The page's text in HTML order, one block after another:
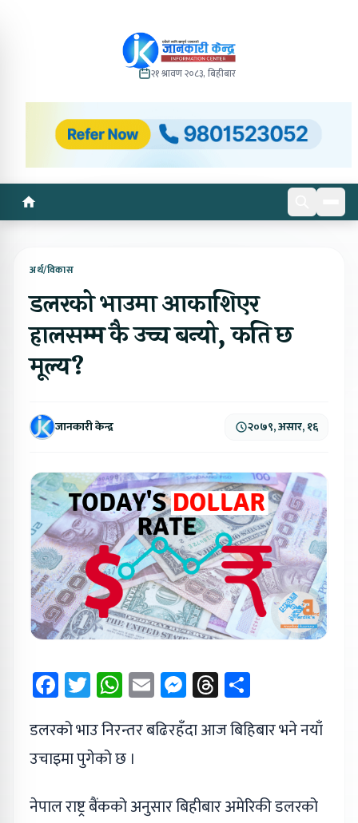
२१ श्रावण २०८३, बिहीबार
अर्थ/विकास
डलरको भाउमा आकाशिएर
हालसम्म कै उच्च बन्यो, कति छ
मूल्य?
जानकारी केन्द्र २०७९, असार, १६
Facebook
Twitter
WhatsApp
EmailMessenger
Threads
डलरको भाउ निरन्तर बढिरहँदा आज बिहिबार भने नयाँ
उचाइमा पुगेको छ ।
नेपाल राष्ट्र बैंकको अनुसार बिहीबार अमेरिकी डलरको